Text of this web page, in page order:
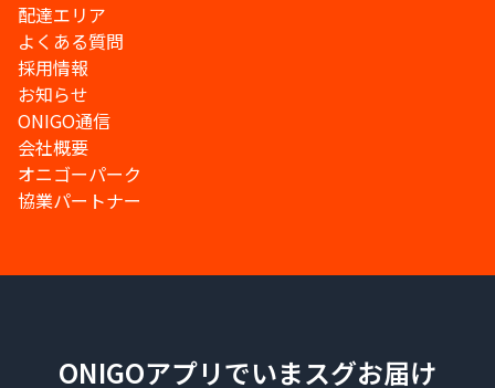
配達エリア
よくある質問
採用情報
お知らせ
ONIGO通信
会社概要
オニゴーパーク
協業パートナー
ONIGOアプリでいまスグお届け